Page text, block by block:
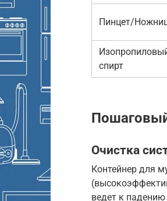
Пинцет/
спирт
Очистка
Контейнер для
ведет к